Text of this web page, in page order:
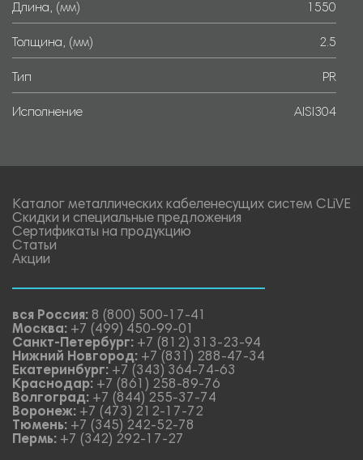
Длина, (мм) 1550
Толщина, (мм) 2.5
Тип PR
Исполнение AISI304
Каталог металлических кабеленесущих систем CLiVE
Скидки и специальные предложения
Сертификаты на продукцию
Статьи
Акции
вся Россия: 8 (800) 500-17-41
Москва: +7 (499) 450-99-01
Санкт-Петербург: +7 (812) 313-23-94
Нижний Новгород: +7 (831) 288-47-34
Екатеринбург: +7 (343) 364-74-63
Краснодар: +7 (861) 258-89-76
Волгоград: +7 (844) 255-37-74
Воронеж: +7 (473) 212-17-72
Тюмень: +7 (345) 242-52-78
Пермь: +7 (342) 292-17-27